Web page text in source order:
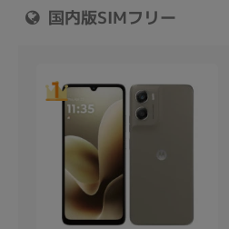
国内版SIMフリー